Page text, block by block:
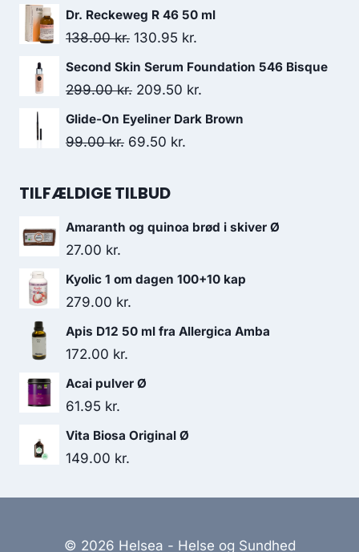
69.95 kr..62.95 kr..
oprindelige
pris
129.95 kr..
aktuelle
pris
Dr. Reckeweg R 46 50 ml
138.00kr. Den
oprindelige
pris
138.00 kr..
130.95 kr.
aktuelle
pris
Second Skin Serum Foundation 546 Bisque
299.00kr. Den
oprindelige
pris
299.00 kr..
209.50 kr.
aktuelle
Glide-On Eyeliner Dark Brown
99.00kr. Den
pris
99.00 kr..
69.50 kr.
69.50 kr..
TILFÆLDIGE TILBUD
Amaranth og quinoa brød i skiver Ø
27.00 kr.
Kyolic 1 om dagen 100+10 kap
279.00 kr.
Apis D12 50 ml fra Allergica Amba
172.00 kr.
Acai pulver Ø
61.95 kr.
Vita Biosa Original Ø
149.00 kr.
© 2026 Helsea - Helse og Sundhed